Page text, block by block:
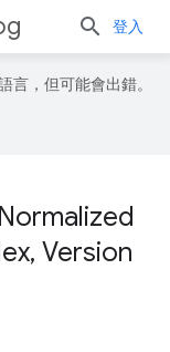
登入
言，但可能會出錯。
, Version